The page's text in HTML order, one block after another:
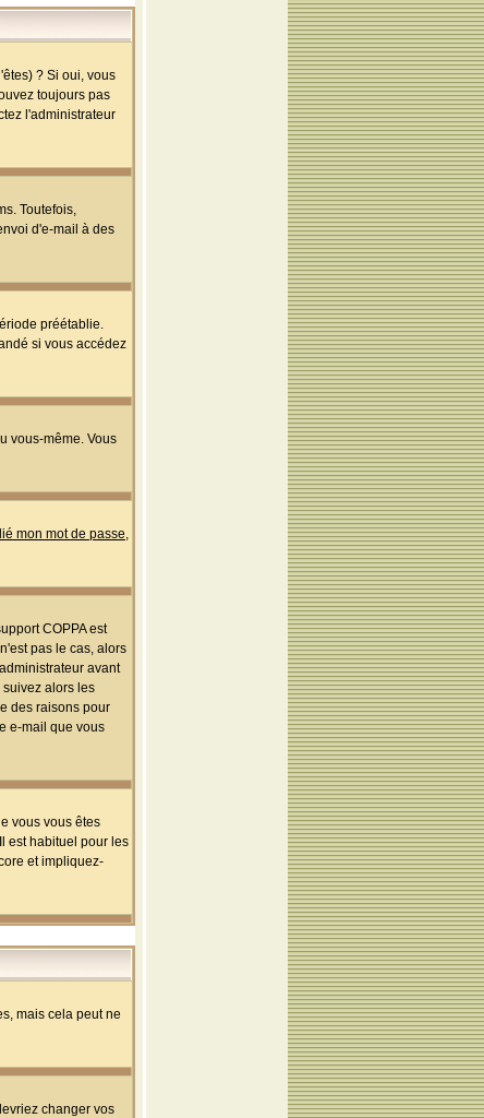
? Si oui, vous
toujours pas
l'administrateur
Toutefois,
d'e-mail à des
préétablie.
si vous accédez
vous-même. Vous
mon mot de passe,
COPPA est
pas le cas, alors
avant
alors les
des raisons pour
e-mail que vous
vous vous êtes
est habituel pour les
et impliquez-
mais cela peut ne
changer vos